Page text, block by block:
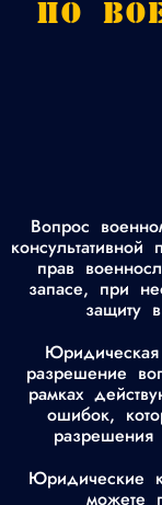
ПО
Вопрос
прав
запасе, при
защиту
разрешение
рамках
ошибок,
Юридические
можете